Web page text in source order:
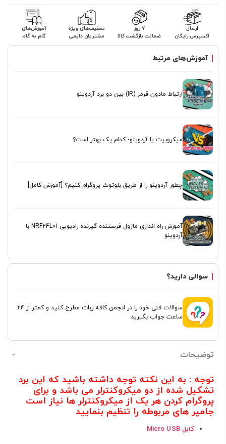
ارسال
اکسپرس رایگان
۷ روز
ضمانت بازگشت کالا
تخفیف‌های ویژه
مشتریان دایمی
آموزش‌های
گام به گام
آموزش‌های مرتبط
ارتباط مادون قرمز (IR) بین دو برد آردوینو
میکروبیت یا آردوینو؛ کدام یک بهتر است؟
چطور آردوینو را از طریق بلوتوث پروگرام کنیم؟ [آموزش کامل]
آموزش راه اندازی ماژول فرستنده گیرنده رادیویی NRF24L01 با
آردوینو
سوالی دارید؟
سوالات فنی خود را در انجمن کافه ربات مطرح کنید و کمتر از ۲۴
ساعت جواب بگیرید.
توضیحات
توجه : به این نکته توجه داشته باشید که این برد
تشکیل شده از دو میکروکنترلر می باشد و برای
پروگرام کردن هر یک از میکروکنترلر ها نیاز است
جامپر های مربوطه را تنظیم بنمایید
کابل Micro USB